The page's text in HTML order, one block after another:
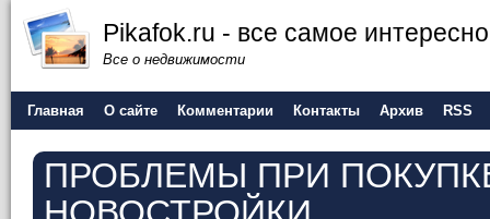
Pikafok.ru - все самое
Все о недвижимости
Главная О сайте Комментарии Контакты Архив RSS
ПРОБЛЕМЫ ПРИ